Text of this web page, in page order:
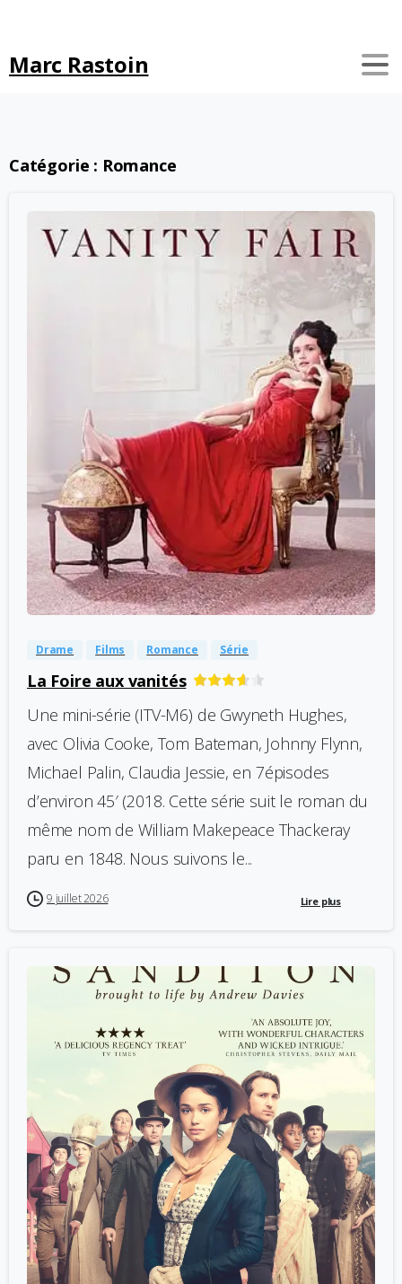
Marc Rastoin
Catégorie : Romance
0 -
Drame Films Romance Série
La Foire aux vanités
Une mini-série (ITV-M6) de Gwyneth Hughes,
avec Olivia Cooke, Tom Bateman, Johnny Flynn,
Michael Palin, Claudia Jessie, en 7épisodes
d’environ 45′ (2018. Cette série suit le roman du
même nom de William Makepeace Thackeray
paru en 1848. Nous suivons le...
9 juillet 2026 Lire plus